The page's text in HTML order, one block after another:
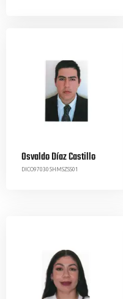
Osvaldo Díaz Castillo
DICO970305HMSZSS01